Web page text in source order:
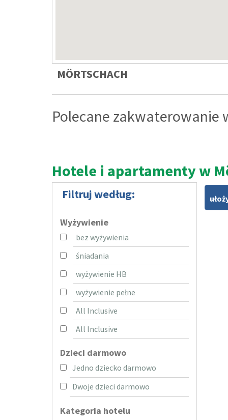
MÖRTSCHACH
Polecane zakwaterowanie
Hotele i apartamenty w
Filtruj według:
Wyżywienie
bez wyżywienia
śniadania
wyżywienie HB
wyżywienie pełne
All Inclusive
All Inclusive
Dzieci darmowo
Jedno dziecko darmowo
Dwoje dzieci darmowo
Kategoria hotelu